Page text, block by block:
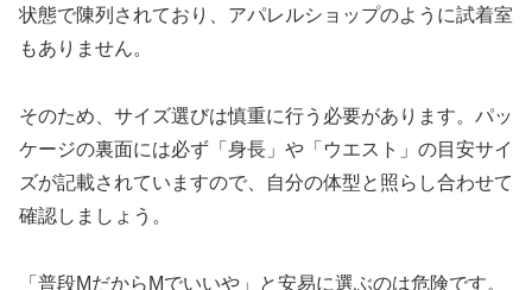
状態で陳列されており、アパレルショップのように試着室
もありません。
そのため、サイズ選びは慎重に行う必要があります。パッ
ケージの裏面には必ず「身長」や「ウエスト」の目安サイ
ズが記載されていますので、自分の体型と照らし合わせて
確認しましょう。
「普段MだからMでいいや」と安易に選ぶのは危険です。